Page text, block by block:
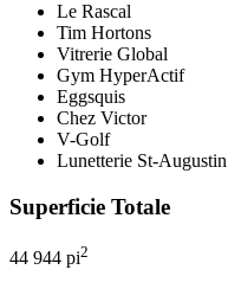
Le Rascal
Tim Hortons
Vitrerie Global
Gym HyperActif
Eggsquis
Chez Victor
V-Golf
Lunetterie St-Augustin
Superficie Totale
44 944 pi2